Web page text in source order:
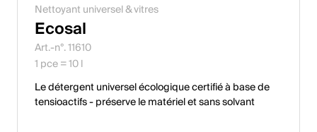
Nettoyant universel & vitres
Ecosal
Art.-n°. 11610
1 pce = 10 l
Le détergent universel écologique certifié à base de
tensioactifs - préserve le matériel et sans solvant